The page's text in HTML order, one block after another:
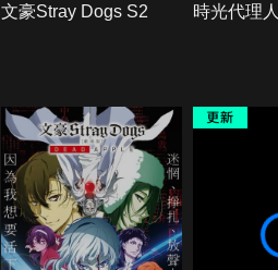
文豪Stray Dogs S2 時光代理